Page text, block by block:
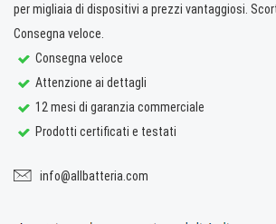
per migliaia di dispositivi a prezzi vantaggiosi.
Consegna veloce.
Consegna veloce
Attenzione ai dettagli
12 mesi di garanzia commerciale
Prodotti certificati e testati
info@allbatteria.com